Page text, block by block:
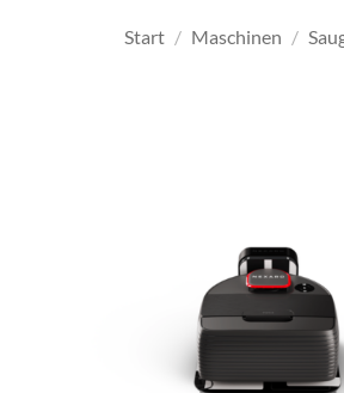
Start / Maschinen /